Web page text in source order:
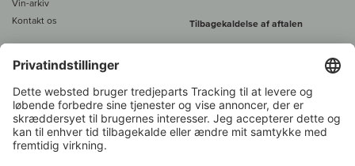
Vin-arkiv
Kontakt os
Tilbagekaldelse af aftalen
Alle priser er inkl. moms, plus 39
450 DKK gratis fragt